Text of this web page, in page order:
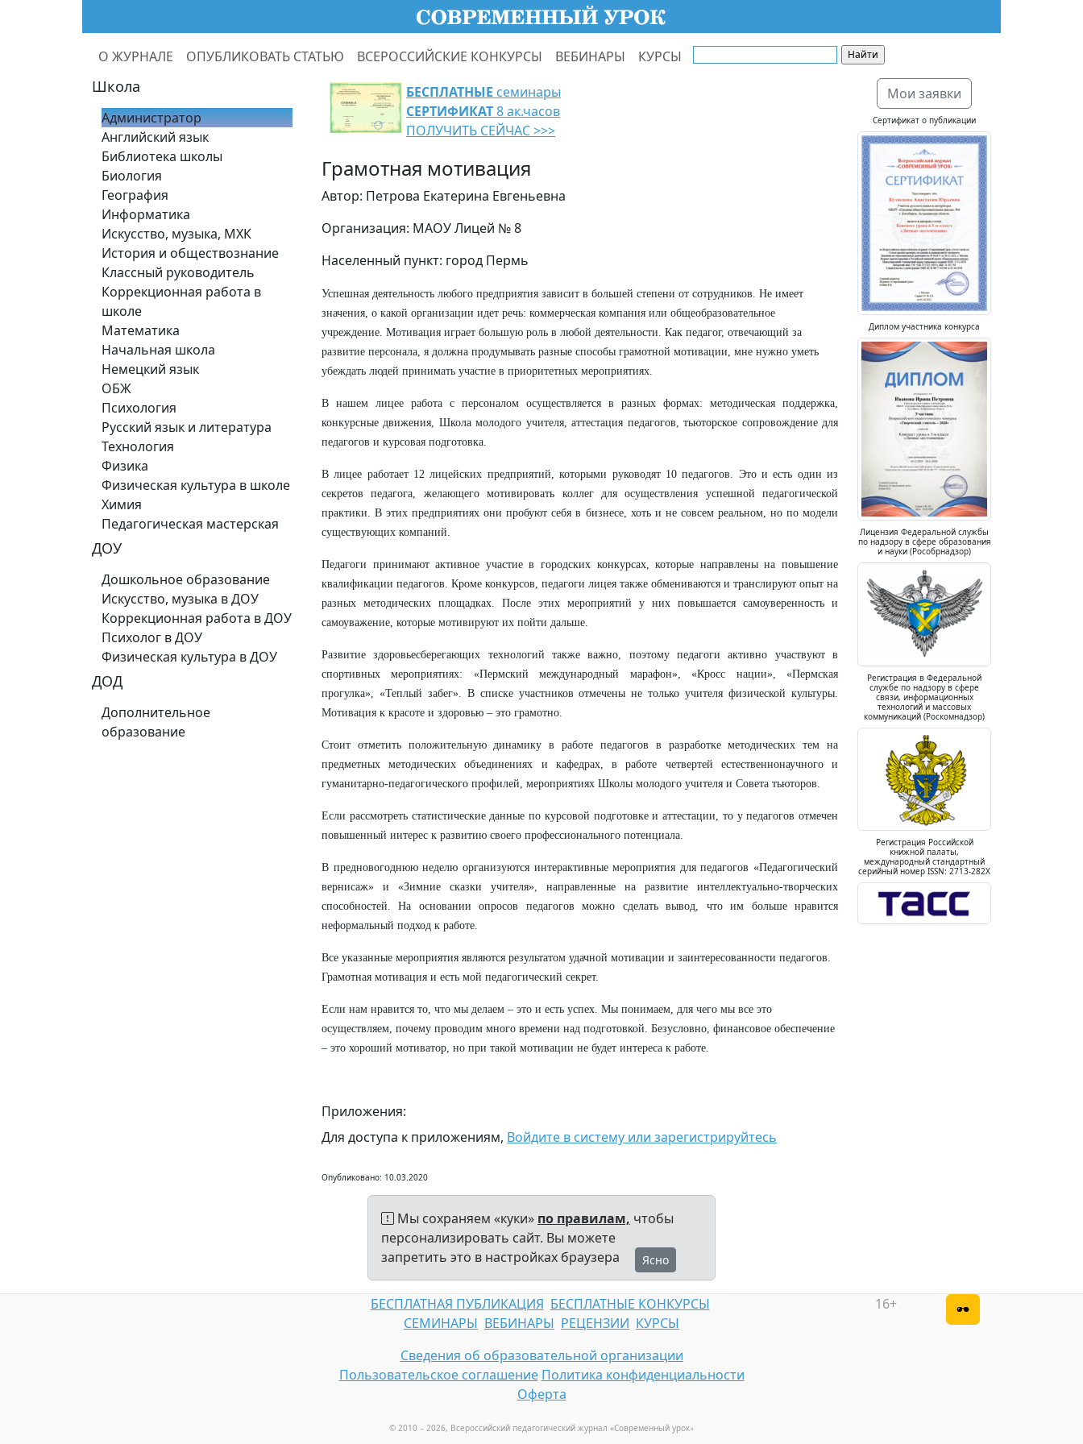
О ЖУРНАЛЕ ОПУБЛИКОВАТЬ СТАТЬЮ ВСЕРОССИЙСКИЕ КОНКУРСЫ ВЕБИНАРЫ КУРСЫ
Школа
Администратор
Английский язык
Библиотека школы
Биология
География
Информатика
Искусство, музыка, МХК
История и обществознание
Классный руководитель
Коррекционная работа в
школе
Математика
Начальная школа
Немецкий язык
ОБЖ
Психология
Русский язык и литература
Технология
Физика
Физическая культура в школе
Химия
Педагогическая мастерская
ДОУ
Дошкольное образование
Искусство, музыка в ДОУ
Коррекционная работа в ДОУ
Психолог в ДОУ
Физическая культура в ДОУ
ДОД
Дополнительное
образование
БЕСПЛАТНЫЕ семинары
СЕРТИФИКАТ8 ак.часов
ПОЛУЧИТЬ СЕЙЧАС >>>
Грамотная мотивация
Автор: Петрова Екатерина Евгеньевна
Организация: МАОУ Лицей № 8
Населенный пункт: город Пермь
Успешная деятельность любого предприятия зависит в большей степени от сотрудников. Не имеет
значения, о какой организации идет речь: коммерческая компания или общеобразовательное
учреждение. Мотивация играет большую роль в любой деятельности. Как педагог, отвечающий за
развитие персонала, я должна продумывать разные способы грамотной мотивации, мне нужно уметь
убеждать людей принимать участие в приоритетных мероприятиях.
В нашем лицее работа с персоналом осуществляется в разных формах: методическая поддержка,
конкурсные движения, Школа молодого учителя, аттестация педагогов, тьюторское сопровождение для
педагогов и курсовая подготовка.
В лицее работает 12 лицейских предприятий, которыми руководят 10 педагогов. Это и есть один из
секретов педагога, желающего мотивировать коллег для осуществления успешной педагогической
практики. В этих предприятиях они пробуют себя в бизнесе, хоть и не совсем реальном, но по модели
существующих компаний.
Педагоги принимают активное участие в городских конкурсах, которые направлены на повышение
квалификации педагогов. Кроме конкурсов, педагоги лицея также обмениваются и транслируют опыт на
разных методических площадках. После этих мероприятий у них повышается самоуверенность и
самоуважение, которые мотивируют их пойти дальше.
Развитие здоровьесберегающих технологий также важно, поэтому педагоги активно участвуют в
спортивных мероприятиях: «Пермский международный марафон», «Кросс нации», «Пермская
прогулка», «Теплый забег». В списке участников отмечены не только учителя физической культуры.
Мотивация к красоте и здоровью – это грамотно.
Стоит отметить положительную динамику в работе педагогов в разработке методических тем на
предметных методических объединениях и кафедрах, в работе четвертей естественнонаучного и
гуманитарно-педагогического профилей, мероприятиях Школы молодого учителя и Совета тьюторов.
Если рассмотреть статистические данные по курсовой подготовке и аттестации, то у педагогов отмечен
повышенный интерес к развитию своего профессионального потенциала.
В предновогоднюю неделю организуются интерактивные мероприятия для педагогов «Педагогический
вернисаж» и «Зимние сказки учителя», направленные на развитие интеллектуально-творческих
способностей. На основании опросов педагогов можно сделать вывод, что им больше нравится
неформальный подход к работе.
Все указанные мероприятия являются результатом удачной мотивации и заинтересованности педагогов.
Грамотная мотивация и есть мой педагогический секрет.
Если нам нравится то, что мы делаем – это и есть успех. Мы понимаем, для чего мы все это
осуществляем, почему проводим много времени над подготовкой. Безусловно, финансовое обеспечение
– это хороший мотиватор, но при такой мотивации не будет интереса к работе.
Приложения:
Для доступа к приложениям, Войдите в систему или зарегистрируйтесь
Опубликовано: 10.03.2020
Мои заявки
Сертификат о публикации
Диплом участника конкурса
Лицензия Федеральной службы
по надзору в сфере образования
и науки (Рособрнадзор)
Регистрация в Федеральной
службе по надзору в сфере
связи, информационных
технологий и массовых
коммуникаций (Роскомнадзор)
Регистрация Российской
книжной палаты,
международный стандартный
серийный номер ISSN: 2713-282X
Мы сохраняем «куки» по правилам, чтобы
персонализировать сайт. Вы можете
запретить это в настройках браузера
Ясно
БЕСПЛАТНАЯ ПУБЛИКАЦИЯ БЕСПЛАТНЫЕ КОНКУРСЫ
СЕМИНАРЫ ВЕБИНАРЫ РЕЦЕНЗИИ КУРСЫ
Сведения об образовательной организации
Пользовательское соглашение Политика конфиденциальности
Оферта
© 2010 – 2026, Всероссийский педагогический журнал «Современный урок»
16+